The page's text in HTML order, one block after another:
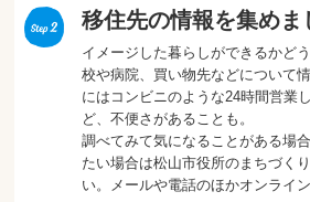
移住先の情報を集めま
イメージした暮らしができるかど
校や病院、買い物先などについて
にはコンビニのような24時間営業
ど、不便さがあることも。
調べてみて気になることがある場
たい場合は松山市役所のまちづく
い。メールや電話のほかオンライ